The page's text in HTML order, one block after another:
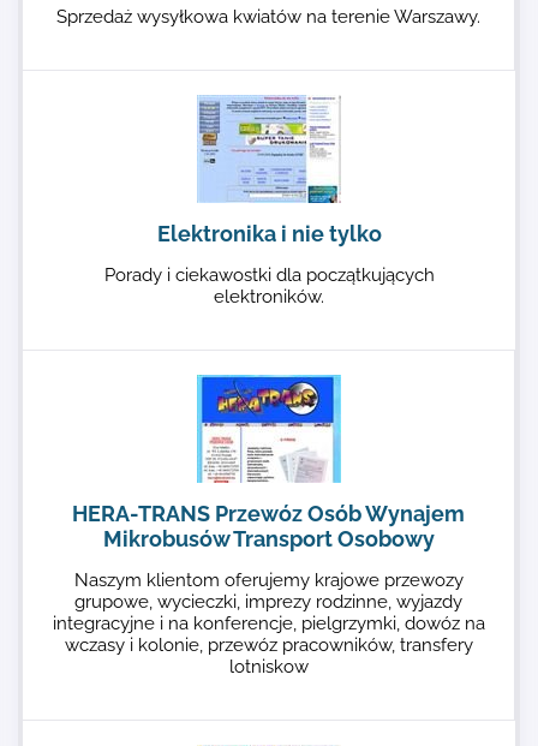
Sprzedaż wysyłkowa kwiatów na terenie Warszawy.
Elektronika i nie tylko
Porady i ciekawostki dla początkujących
elektroników.
HERA-TRANS Przewóz Osób Wynajem
Mikrobusów Transport Osobowy
Naszym klientom oferujemy krajowe przewozy
grupowe, wycieczki, imprezy rodzinne, wyjazdy
integracyjne i na konferencje, pielgrzymki, dowóz na
wczasy i kolonie, przewóz pracowników, transfery
lotniskow